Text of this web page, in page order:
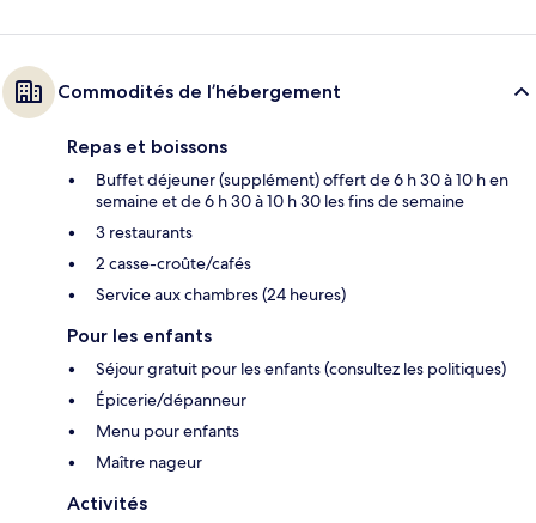
Commodités de l’hébergement
Repas et boissons
Buffet déjeuner (supplément) offert de 6 h 30 à 10 h en
semaine et de 6 h 30 à 10 h 30 les fins de semaine
3 restaurants
2 casse-croûte/cafés
Service aux chambres (24 heures)
Pour les enfants
Séjour gratuit pour les enfants (consultez les politiques)
Épicerie/dépanneur
Menu pour enfants
Maître nageur
Activités